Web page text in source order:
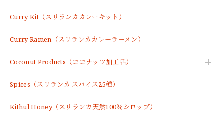
Curry Kit（スリランカカレーキット）
Curry Ramen（スリランカカレーラーメン）
Coconut Products（ココナッツ加工品）
Spices（スリランカ スパイス25種）
Kithul Honey（スリランカ天然100％シロップ）